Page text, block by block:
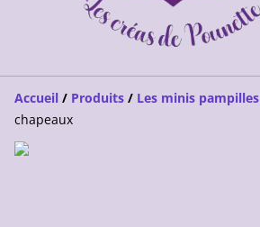
Accueil / Produits / Les minis pampilles
chapeaux